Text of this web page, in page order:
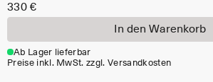
330 €
In den Warenkorb
Ab Lager lieferbar
Preise inkl. MwSt. zzgl. Versandkosten